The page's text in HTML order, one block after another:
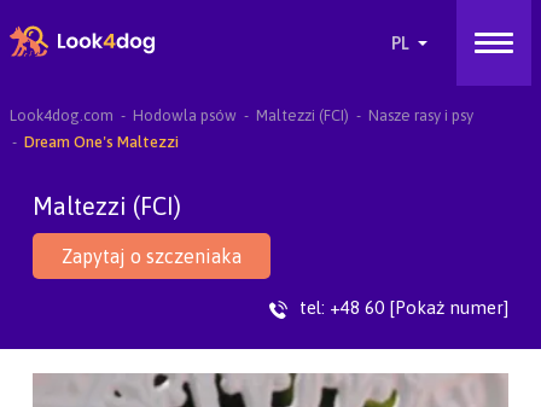
Look4dog.com Hodowla psów Maltezzi (FCI)
Nasze rasy i psy
Dream One's Maltezzi
Maltezzi (FCI)
Zapytaj o szczeniaka
tel: +48 60 [Pokaż numer]